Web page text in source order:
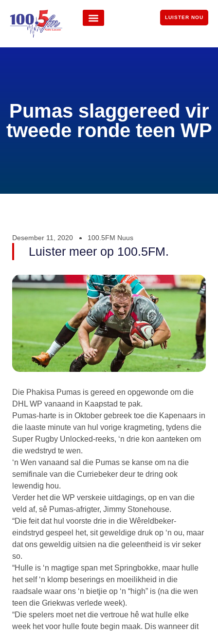
LUISTER NOU
Pumas slaggereed vir
tweede ronde teen WP
Desember 11, 2020 100.5FM Nuus
Luister meer op 100.5FM.
Die Phakisa Pumas is gereed en opgewonde om die
DHL WP vanaand in Kaapstad te pak.
Pumas-harte is in Oktober gebreek toe die Kapenaars in
die laaste minute van hul vorige kragmeting, tydens die
Super Rugby Unlocked-reeks, ‘n drie kon aanteken om
die wedstryd te wen.
‘n Wen vanaand sal die Pumas se kanse om na die
semifinale van die Curriebeker deur te dring ook
lewendig hou.
Verder het die WP verskeie uitdagings, op en van die
veld af, sê Pumas-afrigter, Jimmy Stonehouse.
“Die feit dat hul voorste drie in die Wêreldbeker-
eindstryd gespeel het, sit geweldige druk op ‘n ou, maar
dat ons geweldig uitsien na die geleentheid is vir seker
so.
“Hulle is ‘n magtige span met Springbokke, maar hulle
het self ‘n klomp beserings en moeilikheid in die
raadsale waar ons ‘n bietjie op ‘n “high” is (na die wen
teen die Griekwas verlede week).
“Die spelers moet net die vertroue hê wat hulle elke
week het voor hulle foute begin maak. Dis wanneer dit